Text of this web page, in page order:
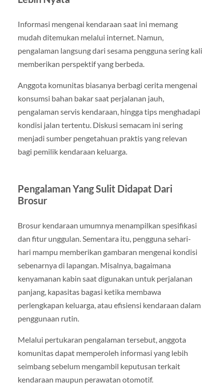
Informasi mengenai kendaraan saat ini memang
mudah ditemukan melalui internet. Namun,
pengalaman langsung dari sesama pengguna sering kali
memberikan perspektif yang berbeda.
Anggota komunitas biasanya berbagi cerita mengenai
konsumsi bahan bakar saat perjalanan jauh,
pengalaman servis kendaraan, hingga tips menghadapi
kondisi jalan tertentu. Diskusi semacam ini sering
menjadi sumber pengetahuan praktis yang relevan
bagi pemilik kendaraan keluarga.
Pengalaman Yang Sulit Didapat Dari
Brosur
Brosur kendaraan umumnya menampilkan spesifikasi
dan fitur unggulan. Sementara itu, pengguna sehari-
hari mampu memberikan gambaran mengenai kondisi
sebenarnya di lapangan. Misalnya, bagaimana
kenyamanan kabin saat digunakan untuk perjalanan
panjang, kapasitas bagasi ketika membawa
perlengkapan keluarga, atau efisiensi kendaraan dalam
penggunaan rutin.
Melalui pertukaran pengalaman tersebut, anggota
komunitas dapat memperoleh informasi yang lebih
seimbang sebelum mengambil keputusan terkait
kendaraan maupun perawatan otomotif.